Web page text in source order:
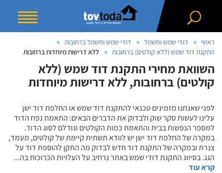
ראשי דודי שמש וחשמל
דודי שמש וחשמל ברחובות
התקנת דוד שמש (ללא קולטים) ברחובות
ללא דרישות מיוחדות ברחובות
השוואת מחירי התקנת דוד שמש (ללא
קולטים) ברחובות, ללא דרישות מיוחדות
לפני שאנחנו מזמינים טכנאי להתקנת דוד שמש או החלפת דוד ישן
עלינו לעשות סקר שוק ולבדוק את הדברים הבאים: התאמת נפח הדוד
למספר הנפשות בבית והתאמת כמות הקולטים וגודלם לסוג הדוד.
במקרה של החלפת דוד ישן יש לוודא תשתית קיימת של קולטים, מעמד,
צנרת ובמקרה של התקנת דוד חדש לבדוק מה התקן להוספת דוד על
הגג. בסיווג התקנת דודי שמש באתר נרחיב על העלויות הכרוכות בה...
קרא עוד